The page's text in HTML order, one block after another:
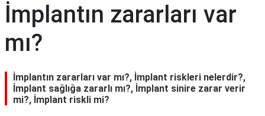
İmplantın zararları var
mı?
İmplantın zararları var mı?, İmplant riskleri nelerdir?,
İmplant sağlığa zararlı mı?, İmplant sinire zarar verir
mi?, İmplant riskli mi?